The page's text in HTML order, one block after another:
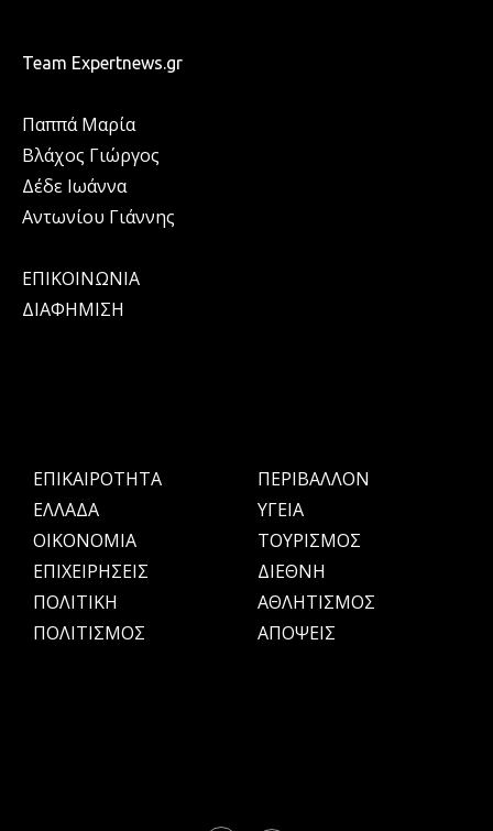
Team Expertnews.gr
Παππά Μαρία
Βλάχος Γιώργος
Δέδε Ιωάννα
Αντωνίου Γιάννης
ΕΠΙΚΟΙΝΩΝΙΑ
ΔΙΑΦΗΜΙΣΗ
ΕΠΙΚΑΙΡΟΤΗΤΑ
ΕΛΛΑΔΑ
OIKONOMIA
ΕΠΙΧΕΙΡΗΣΕΙΣ
ΠΟΛΙΤΙΚΗ
ΠΟΛΙΤΙΣΜΟΣ
ΠΕΡΙΒΑΛΛΟΝ
ΥΓΕΙΑ
ΤΟΥΡΙΣΜΟΣ
ΔΙΕΘΝΗ
ΑΘΛΗΤΙΣΜΟΣ
ΑΠΟΨΕΙΣ